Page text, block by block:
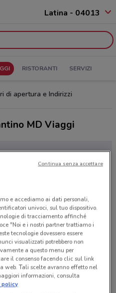
Latina - 04013
RISTORANTI SERVIZI
di apertura e Indirizzi
MD Viaggi
non abbiamo pubblicato
Riprova più tardi.
e accediamo ai dati personali,
univoci, sul tuo dispositivo.
di tracciamento affinché
"Noi e i nostri partner trattiamo i
tecnologie dovessero essere
visualizzati potrebbero non
a questo menu per
il consenso facendo clic sul link
web. Tali scelte avranno effetto nel
informazioni, consulta
policy
Continua senza accettare